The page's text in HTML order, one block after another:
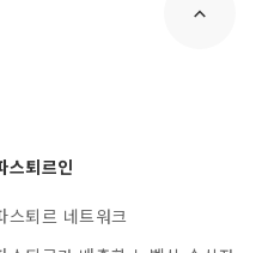
스퇴르인
스퇴르 네트워크